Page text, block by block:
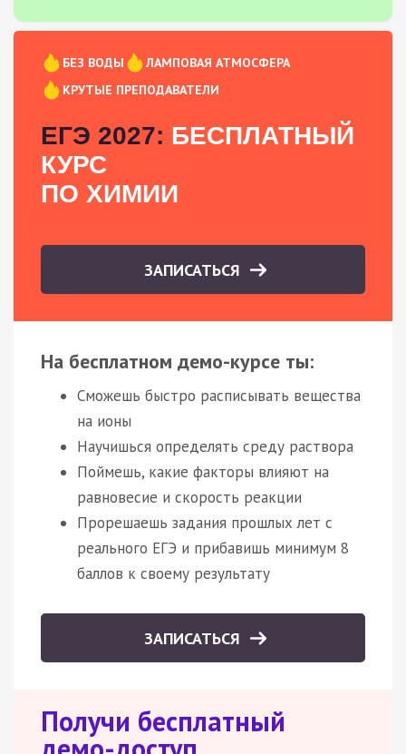
БЕЗ ВОДЫ
ЛАМПОВАЯ АТМОСФЕРА
КРУТЫЕ ПРЕПОДАВАТЕЛИ
ЕГЭ 2027: БЕСПЛАТНЫЙ
КУРС
ПО ХИМИИ
ЗАПИСАТЬСЯ
На бесплатном демо-курсе ты:
Сможешь быстро расписывать вещества
на ионы
Научишься определять среду раствора
Поймешь, какие факторы влияют на
равновесие и скорость реакции
Прорешаешь задания прошлых лет с
реального ЕГЭ и прибавишь минимум 8
баллов к своему результату
ЗАПИСАТЬСЯ
Получи бесплатный